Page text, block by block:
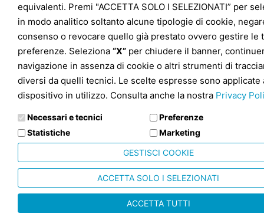
equivalenti. Premi "ACCETTA SOLO I SELEZIONATI” per
in modo analitico soltanto alcune tipologie di cookie,
consenso o revocare quello già prestato ovvero gestire le
preferenze. Seleziona “X” per chiudere il banner,
navigazione in assenza di cookie o altri strumenti di
diversi da quelli tecnici. Le scelte espresse sono applicate
dispositivo in utilizzo. Consulta anche la nostra Privacy
Necessari e tecnici
Preferenze
Statistiche
Marketing
GESTISCI COOKIE
ACCETTA SOLO I SELEZIONATI
ACCETTA TUTTI